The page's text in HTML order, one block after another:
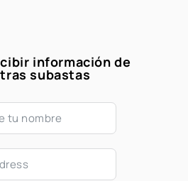
información de
subastas​